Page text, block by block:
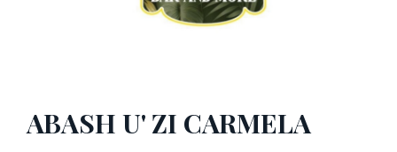
ABASH U' ZI CARMELA